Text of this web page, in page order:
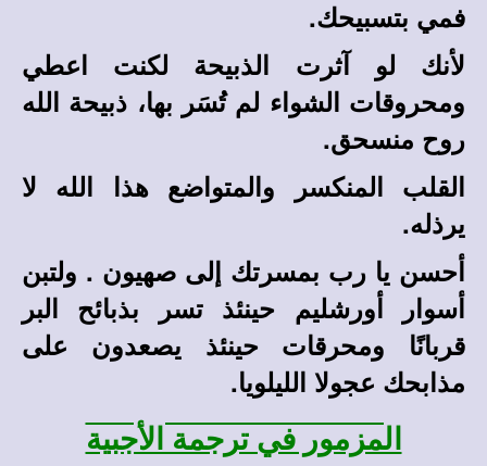
فمي بتسبيحك.
لأنك لو آثرت الذبيحة لكنت اعطي
ومحروقات الشواء لم تُسَر بها، ذبيحة الله
روح منسحق.
القلب المنكسر والمتواضع هذا الله لا
يرذله.
أحسن يا رب بمسرتك إلى صهيون . ولتبن
أسوار أورشليم حينئذ تسر بذبائح البر
قربانًا ومحرقات حينئذ يصعدون على
مذابحك عجولا الليلويا.
المزمور في ترجمة الأجبية